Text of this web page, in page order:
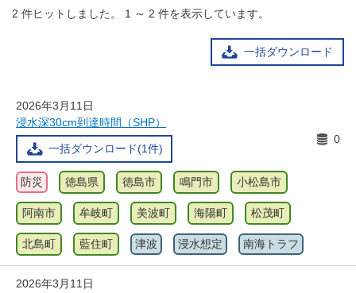
2 件ヒットしました。 1 ～ 2 件を表示しています。
一括ダウンロード
2026年3月11日
浸水深30cm到達時間（SHP）
一括ダウンロード(1件)
0
防災 徳島県 徳島市 鳴門市 小松島市
阿南市 牟岐町 美波町 海陽町 松茂町
北島町 藍住町 津波 浸水想定 南海トラフ
2026年3月11日